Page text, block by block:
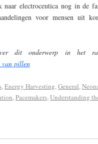
electroceutica nog in de
voor mensen uit
dit onderwerp in het
van pillen
,Energy Harvesting,General,
,Pacemakers,Understanding